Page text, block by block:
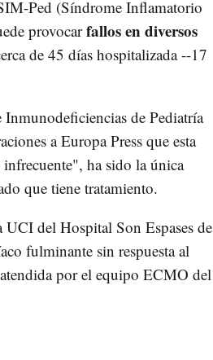
Ped (Síndrome Inflamatorio
provocarfallos en diversos
de 45 días hospitalizada --17
de Pediatría
a Europa Press que esta
ha sido la única
que tiene tratamiento.
UCI del Hospital Son Espases de
fulminante sin respuesta al
por el equipo ECMO del